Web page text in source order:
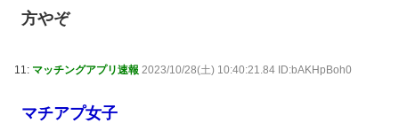
方やぞ
11: マッチングアプリ速報 2023/10/28(土) 10:40:21.84 ID:bAKHpBoh0
マチアプ女子